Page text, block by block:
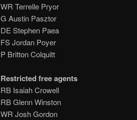
WR Terrelle Pryor
G Austin Pasztor
DE Stephen Paea
FS Jordan Poyer
P Britton Colquitt
Restricted free agents
RB Isaiah Crowell
RB Glenn Winston
WR Josh Gordon